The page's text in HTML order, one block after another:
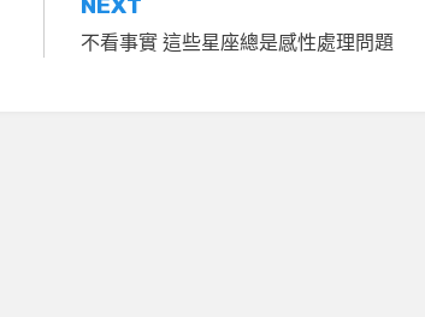
不看事實 這些星座總是感性處理問題